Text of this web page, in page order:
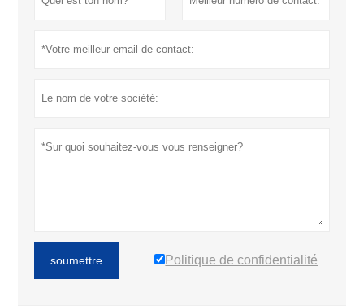
soumettre Politique de confidentialité